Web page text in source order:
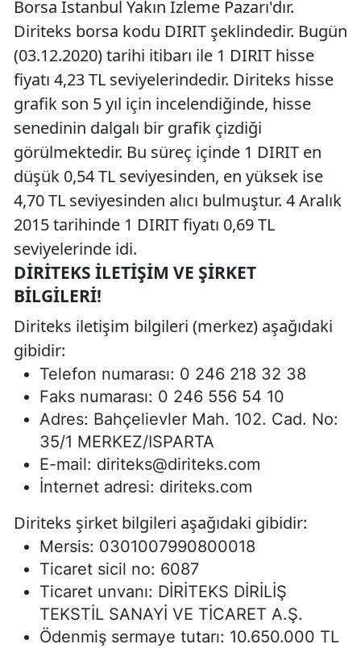
Borsa İstanbul Yakın İzleme Pazarı'dır.
Diriteks borsa kodu DIRIT şeklindedir. Bugün
(03.12.2020) tarihi itibarı ile 1 DIRIT hisse
fiyatı 4,23 TL seviyelerindedir. Diriteks hisse
grafik son 5 yıl için incelendiğinde, hisse
senedinin dalgalı bir grafik çizdiği
görülmektedir. Bu süreç içinde 1 DIRIT en
düşük 0,54 TL seviyesinden, en yüksek ise
4,70 TL seviyesinden alıcı bulmuştur. 4 Aralık
2015 tarihinde 1 DIRIT fiyatı 0,69 TL
seviyelerinde idi.
DIRITEKS İLETIŞIM VE ŞIRKET
BILGILERI!
Diriteks iletişim bilgileri (merkez) aşağıdaki
gibidir:
Telefon numarası: 0 246 218 32 38
Faks numarası: 0 246 556 54 10
Adres: Bahçelievler Mah. 102. Cad. No:
35/1 MERKEZ/ISPARTA
E-mail: diriteks@diriteks.com
İnternet adresi: diriteks.com
Diriteks şirket bilgileri aşağıdaki gibidir:
Mersis: 0301007990800018
Ticaret sicil no: 6087
Ticaret unvanı: DİRİTEKS DİRİLİŞ
TEKSTİL SANAYİ VE TİCARET A.Ş.
Ödenmiş sermaye tutarı: 10.650.000 TL